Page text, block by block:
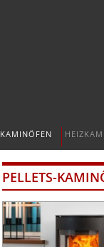
KAMINÖFEN
PELLETS-